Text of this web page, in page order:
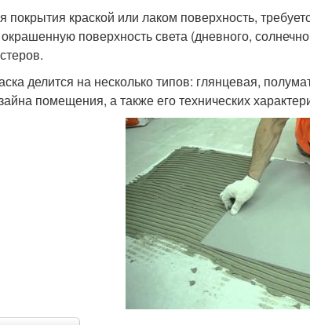
покрытия краской или лаком поверхность,
поверхность света (дневного,
делится на несколько типов: глянцевая,
помещения, а также его технических